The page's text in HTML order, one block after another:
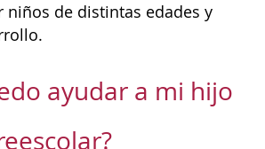
niños de distintas edades y
ayudar a mi hijo